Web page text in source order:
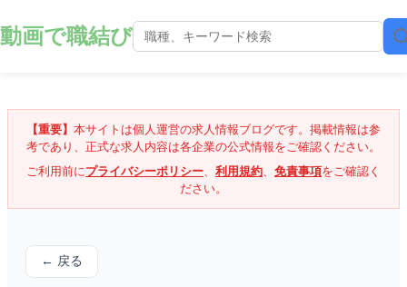
動画で職結び
【重要】 本サイトは個人運営の求人情報ブログです。掲載情報は参
考であり、正式な求人内容は各企業の公式情報をご確認ください。
ご利用前にプライバシーポリシー、 利用規約、 免責事項をご確認く
ださい。
← 戻る